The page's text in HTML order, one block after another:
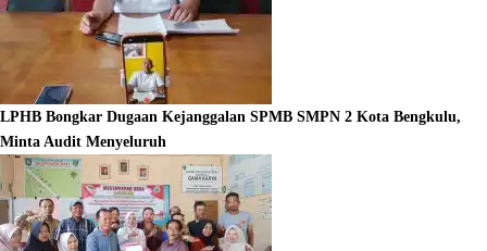
LPHB Bongkar Dugaan Kejanggalan SPMB SMPN 2 Kota Bengkulu,
Minta Audit Menyeluruh